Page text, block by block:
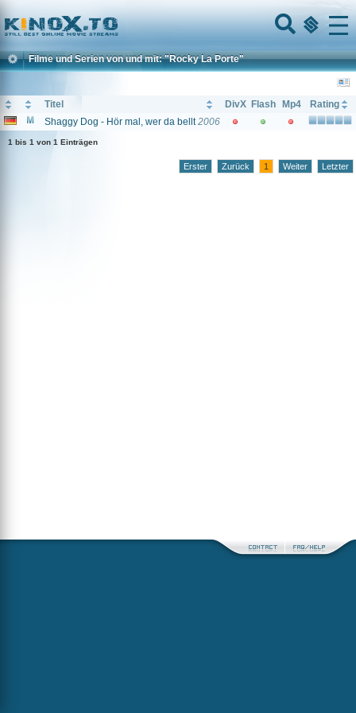
Home
Menu
Filme und Serien von und mit: "Rocky La Porte"
Titel DivX Flash Mp4
Rating
Shaggy Dog - Hör mal, wer da bellt 2006
1 bis 1 von 1 Einträgen
Erster Zurück 1 Weiter Letzter